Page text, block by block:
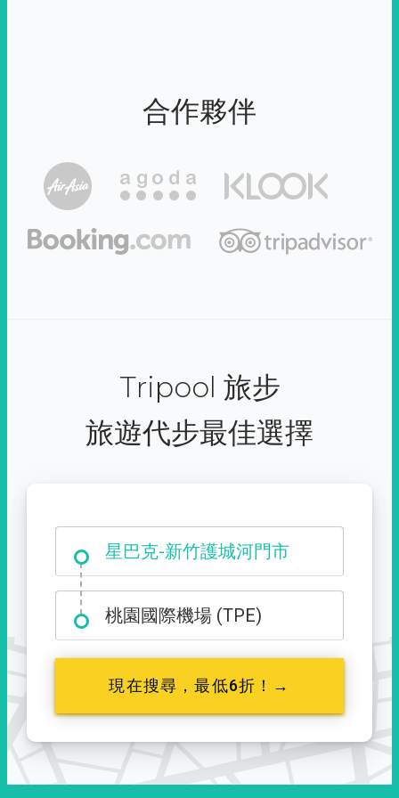
合作夥伴
Tripool 旅步
旅遊代步最佳選擇
星巴克-新竹護城河門市
大霸尖山登山口
桃園國際機場 (TPE)
現在搜尋，最低6折！→